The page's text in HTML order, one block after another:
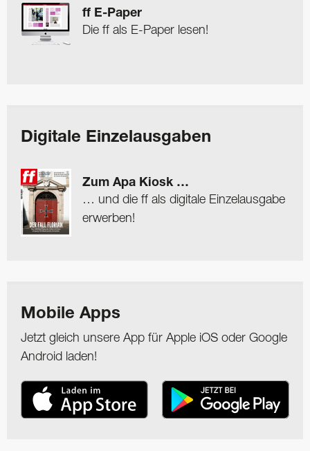
ff E-Paper
Die ff als E-Paper lesen!
Digitale Einzelausgaben
Zum Apa Kiosk …
… und die ff als digitale Einzelausgabe
erwerben!
Mobile Apps
Jetzt gleich unsere App für Apple iOS oder Google
Android laden!